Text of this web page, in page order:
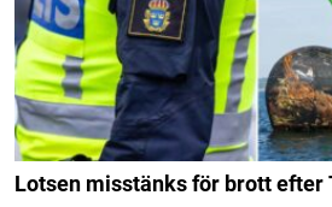
Lotsen misstänks för brott efter